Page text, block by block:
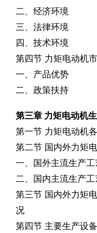
二、经济环境
三、法律环境
四、技术环境
第四节 力矩电动机
一、产品优势
二、政策扶持
第三章 力矩电动机
第一节 力矩电动机
第二节 国内外力矩
一、国外主流生产工
二、国内主流生产
第三节 国内外力矩
况
第四节 主要生产设